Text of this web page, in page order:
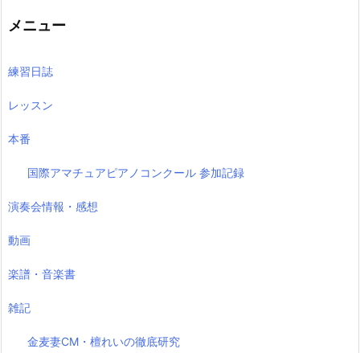
事
メニュー
練習日誌
レッスン
本番
国際アマチュアピアノコンクール 参加記録
演奏会情報・感想
動画
楽譜・音楽書
雑記
金麦妻CM・檀れいの徹底研究